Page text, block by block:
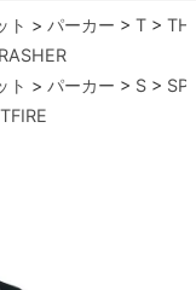
ト パーカー T
ト パーカー S
！
！
！
！
フォ
！
！
！
！
！